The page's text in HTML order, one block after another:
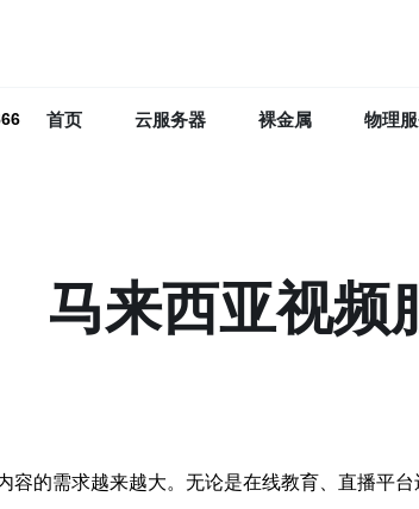
首页 云服务器 裸金属 物理
马来西亚视频
容的需求越来越大。无论是在线教育、直播平